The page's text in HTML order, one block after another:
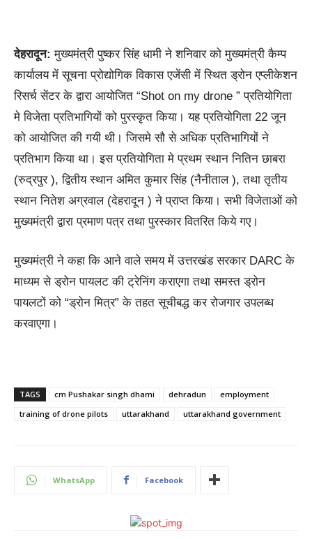
देहरादून:मुख्यमंत्री पुष्कर सिंह धामी ने शनिवार को मुख्यमंत्री कैम्प
कार्यालय में सूचना प्रोद्योगिक विकास एजेंसी में स्थित ड्रोन एप्लीकेशन
रिसर्च सेंटर के द्वारा आयोजित “Shot on my drone ” प्रतियोगिता
मे विजेता प्रतिभागियों को पुरस्कृत किया। यह प्रतियोगिता 22 जून
को आयोजित की गयी थी। जिसमे सौ से अधिक प्रतिभागियों ने
प्रतिभाग किया था। इस प्रतियोगिता मे प्रथम स्थान नितिन छाबरा
(रुद्रपुर ), द्वितीय स्थान अमित कुमार सिंह (नैनीताल ), तथा तृतीय
स्थान नितेश अग्रवाल (देहरादून ) ने प्राप्त किया। सभी विजेताओं को
मुख्यमंत्री द्वारा प्रमाण पत्र तथा पुरस्कार वितरित किये गए।
मुख्यमंत्री ने कहा कि आने वाले समय में उत्तरखंड सरकार DARC के
माध्यम से ड्रोन पायलट की ट्रेनिंग कराएगा तथा समस्त ड्रोन
पायलटों को “ड्रोन मित्र” के तहत सूचीबद्ध कर रोजगार उपलब्ध
करवाएगा।
TAGS cm Pushakar singh dhami dehradun
employment
training of drone pilots
uttarakhand uttarakhand government
WhatsApp Facebook